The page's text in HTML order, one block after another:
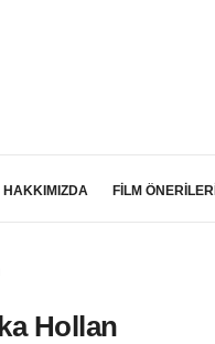
HAKKIMIZDA FİLM ÖNERİLERİ
Hollan